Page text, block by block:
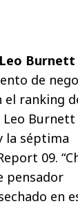
Leo Burnett
de
el ranking
Leo Burnett
la séptima
09.
pensador
en